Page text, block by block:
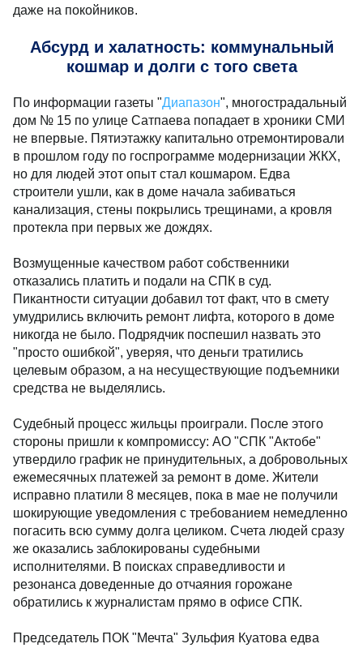
даже на покойников.
Абсурд и халатность: коммунальный
кошмар и долги с того света
По информации газеты "Диапазон", многострадальный
дом № 15 по улице Сатпаева попадает в хроники СМИ
не впервые. Пятиэтажку капитально отремонтировали
в прошлом году по госпрограмме модернизации ЖКХ,
но для людей этот опыт стал кошмаром. Едва
строители ушли, как в доме начала забиваться
канализация, стены покрылись трещинами, а кровля
протекла при первых же дождях.
Возмущенные качеством работ собственники
отказались платить и подали на СПК в суд.
Пикантности ситуации добавил тот факт, что в смету
умудрились включить ремонт лифта, которого в доме
никогда не было. Подрядчик поспешил назвать это
"просто ошибкой", уверяя, что деньги тратились
целевым образом, а на несуществующие подъемники
средства не выделялись.
Судебный процесс жильцы проиграли. После этого
стороны пришли к компромиссу: АО "СПК "Актобе"
утвердило график не принудительных, а добровольных
ежемесячных платежей за ремонт в доме. Жители
исправно платили 8 месяцев, пока в мае не получили
шокирующие уведомления с требованием немедленно
погасить всю сумму долга целиком. Счета людей сразу
же оказались заблокированы судебными
исполнителями. В поисках справедливости и
резонанса доведенные до отчаяния горожане
обратились к журналистам прямо в офисе СПК.
Председатель ПОК "Мечта" Зульфия Куатова едва